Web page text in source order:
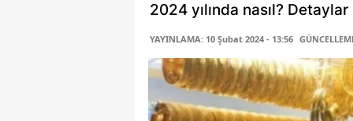
2024 yılında nasıl?
YAYINLAMA: 10 Şubat 2024 - 13:56